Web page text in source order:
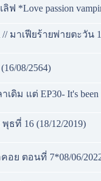
*Love passion
// มาเฟียร้ายพ่ายตะวัน
08/2564)
ดิม แต่ EP30- It's
ที่ 16 (18/12/2019)
อย ตอนที่ 7*08/06/